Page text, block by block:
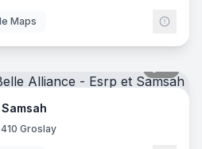
Maps
Groslay